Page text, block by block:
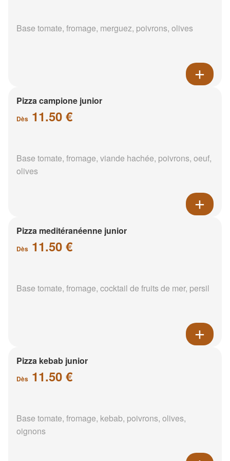
Base tomate, fromage, merguez, poivrons, olives
Pizza campione junior
Dès 11.50 €
Base tomate, fromage, viande hachée, poivrons, oeuf,
olives
Pizza meditéranéenne junior
Dès 11.50 €
Base tomate, fromage, cocktail de fruits de mer, persil
Pizza kebab junior
Dès 11.50 €
Base tomate, fromage, kebab, poivrons, olives,
oignons